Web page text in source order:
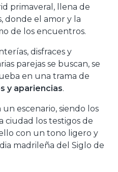
primaveral, llena de
donde el amor y la
de los encuentros.
disfraces y
parejas se buscan, se
en una trama de
y apariencias.
escenario, siendo los
ciudad los testigos de
con un tono ligero y
madrileña del Siglo de